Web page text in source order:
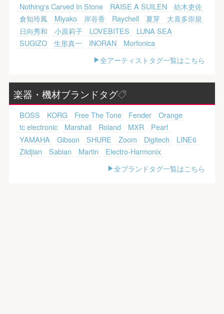
Nothing's Carved In Stone
RAISE A SUILEN
紡木吏佐
倉知玲鳳
Miyako 岸谷香 Raychell 夏芽
大喜多崇規
日向秀和
小原莉子 LOVEBITES
LUNA SEA
SUGIZO
生形真一 INORAN
Morfonica
全アーティストタグ一覧はこちら
楽器・機材ブランドタグ
BOSS KORG Free The Tone Fender
Orange
tc electronic
Marshall Roland MXR
Pearl
YAMAHA
Gibson SHURE Zoom Digitech
LINE6
Zildjian
Sabian Martin
Electro-Harmonix
全ブランドタグ一覧はこちら